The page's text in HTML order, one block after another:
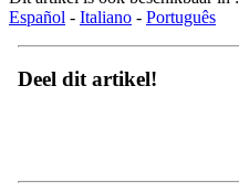
Español - Italiano - Português
Deel dit artikel!